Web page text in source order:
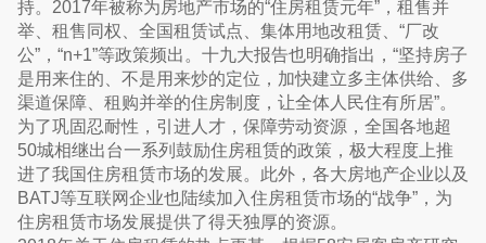
持。2017年被称为房地产市场的“住房租赁元年”，租售并
举、租售同权、全国租赁试点、集体用地改租赁、“厂改
公”，“n+1”等政策频出。十九大报告也明确指出，“坚持房子
是用来住的、不是用来炒的定位，加快建立多主体供给、多
渠道保障、租购并举的住房制度，让全体人民住有所居”。
为了巩固忍耐性，引进人才，保障劳动资源，全国各地超
50城相继出台一系列鼓励住房租赁的政策，极大程度上推
进了我国住房租赁市场的发展。此外，各大房地产企业以及
BATJ等互联网企业也陆续加入住房租赁市场的“战争”，为
住房租赁市场发展提供了得天独厚的资源。